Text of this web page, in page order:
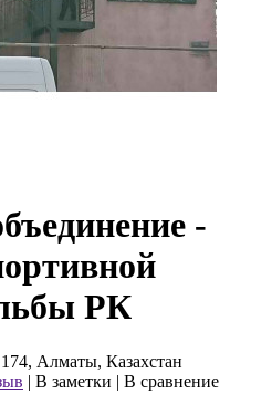
-
РК
Алматы, Казахстан
| В заметки | В сравнение